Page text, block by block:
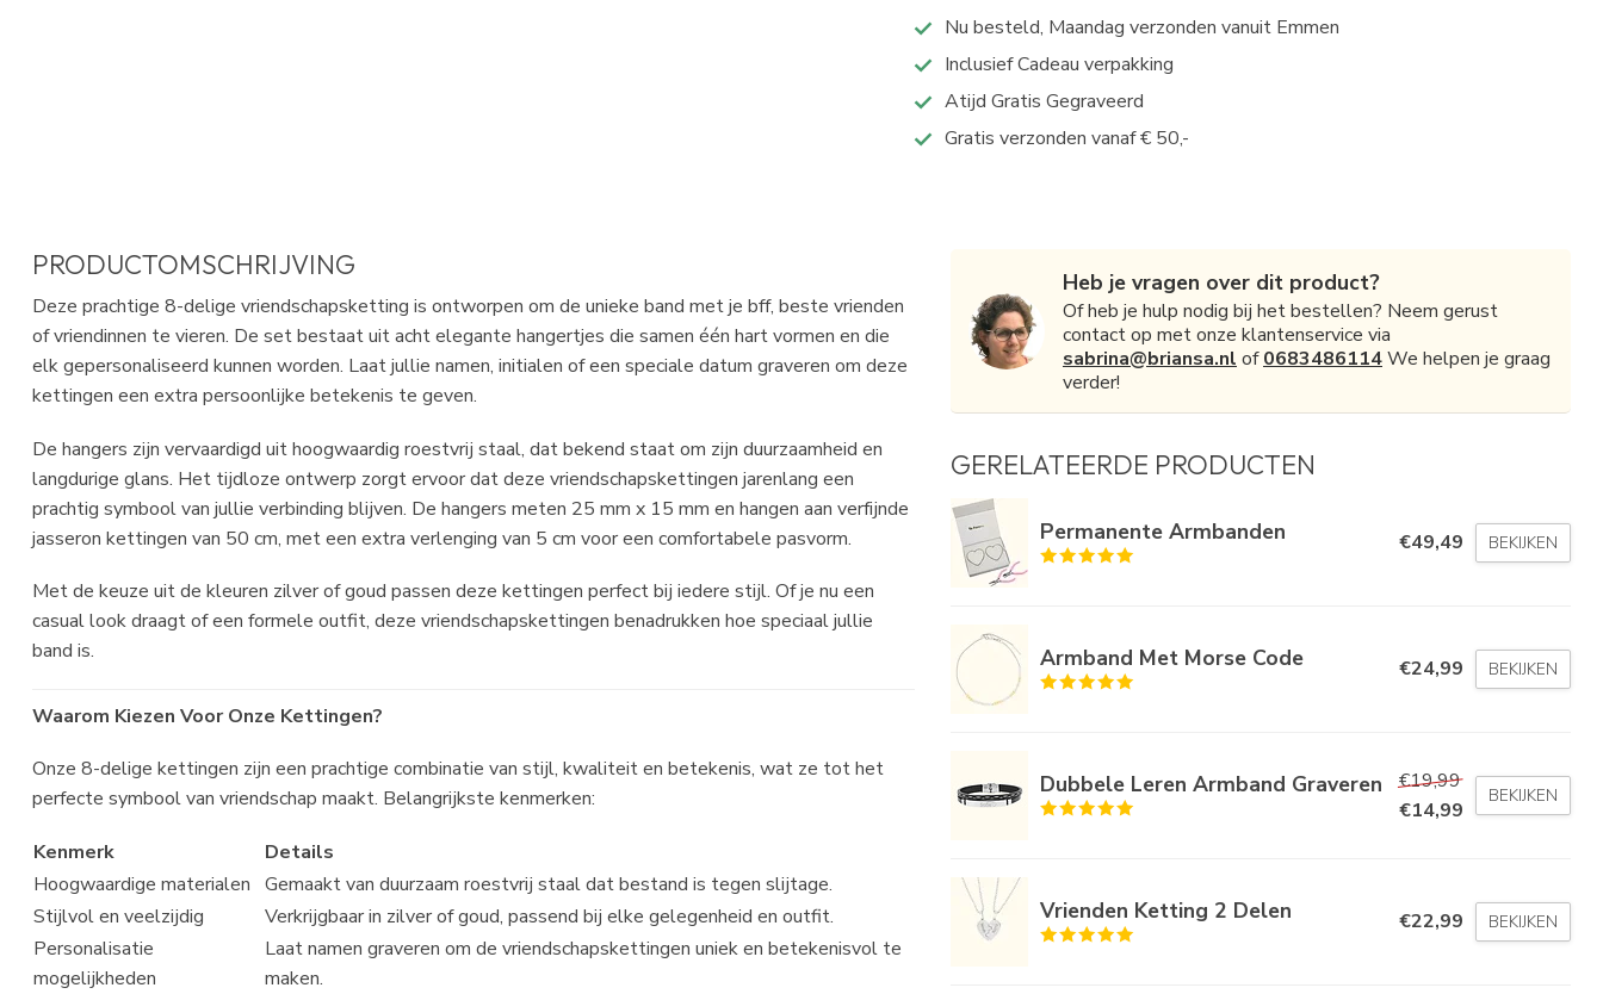
Nu besteld, Maandag verzonden vanuit Emmen
Inclusief Cadeau verpakking
Atijd Gratis Gegraveerd
Gratis verzonden vanaf € 50,-
PRODUCTOMSCHRIJVING
Deze prachtige 8-delige vriendschapsketting is ontworpen om de unieke band met je bff, beste vrienden
of vriendinnen te vieren. De set bestaat uit acht elegante hangertjes die samen één hart vormen en die
elk gepersonaliseerd kunnen worden. Laat jullie namen, initialen of een speciale datum graveren om deze
kettingen een extra persoonlijke betekenis te geven.
De hangers zijn vervaardigd uit hoogwaardig roestvrij staal, dat bekend staat om zijn duurzaamheid en
langdurige glans. Het tijdloze ontwerp zorgt ervoor dat deze vriendschapskettingen jarenlang een
prachtig symbool van jullie verbinding blijven. De hangers meten 25 mm x 15 mm en hangen aan verfijnde
jasseron kettingen van 50 cm, met een extra verlenging van 5 cm voor een comfortabele pasvorm.
Met de keuze uit de kleuren zilver of goud passen deze kettingen perfect bij iedere stijl. Of je nu een
casual look draagt of een formele outfit, deze vriendschapskettingen benadrukken hoe speciaal jullie
band is.
Waarom Kiezen Voor Onze Kettingen?
Onze 8-delige kettingen zijn een prachtige combinatie van stijl, kwaliteit en betekenis, wat ze tot het
perfecte symbool van vriendschap maakt. Belangrijkste kenmerken:
Kenmerk
Details
Hoogwaardige materialen Gemaakt van duurzaam roestvrij staal dat bestand is tegen slijtage.
Stijlvol en veelzijdig
Verkrijgbaar in zilver of goud, passend bij elke gelegenheid en outfit.
Personalisatie
mogelijkheden
Laat namen graveren om de vriendschapskettingen uniek en betekenisvol te
maken.
Heb je vragen over dit product?
Of heb je hulp nodig bij het bestellen? Neem gerust
contact op met onze klantenservice via
sabrina@briansa.nlof0683486114We helpen je graag
verder!
GERELATEERDE PRODUCTEN
Permanente Armbanden €49,49 BEKIJKEN
Armband Met Morse Code €24,99 BEKIJKEN
Dubbele Leren Armband Graveren
€19,99
€14,99
BEKIJKEN
Vrienden Ketting 2 Delen €22,99 BEKIJKEN